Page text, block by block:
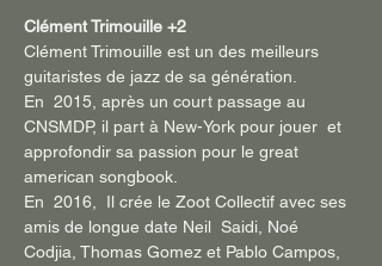
Clément Trimouille +2
Clément Trimouille est un des meilleurs
guitaristes de jazz de sa génération.
En  2015, après un court passage au
CNSMDP, il part à New-York pour jouer  et
approfondir sa passion pour le great
american songbook.
En  2016,  Il crée le Zoot Collectif avec ses
amis de longue date Neil  Saidi, Noé
Codjia, Thomas Gomez et Pablo Campos,